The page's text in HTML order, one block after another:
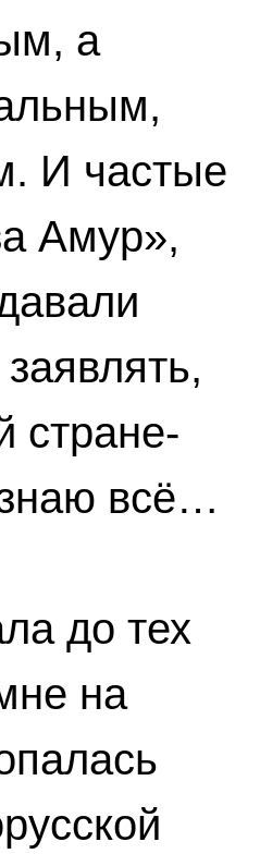
а
И частые
Амур»,
стране-
всё…
до тех
на